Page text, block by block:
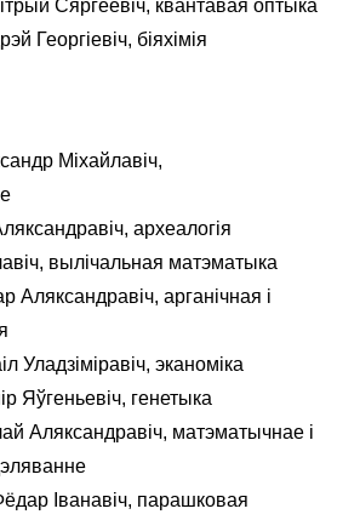
Сяргеевіч, квантавая оптыка
біяхімія
Міхайлавіч,
археалогія
вылічальная матэматыка
арганічная і
Уладзіміравіч, эканоміка
Яўгеньевіч, генетыка
Аляксандравіч, матэматычнае і
Іванавіч, парашковая